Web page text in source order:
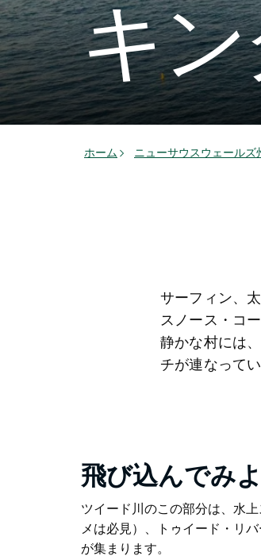
キ
ホーム ニューサウスウェールズ
サーフィン、
スノース・コ
静かな村には
チが連なって
飛び込んでみ
ツイード川のこの部分は、水
メは必見）、トゥイード・リ
が集まります。